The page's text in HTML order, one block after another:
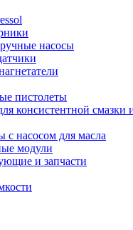
насосы
пистолеты
консистентной смазки
с насосом для масла
модули
и запчасти